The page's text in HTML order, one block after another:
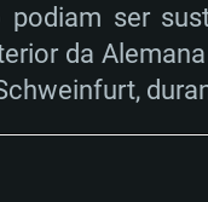
ser
da